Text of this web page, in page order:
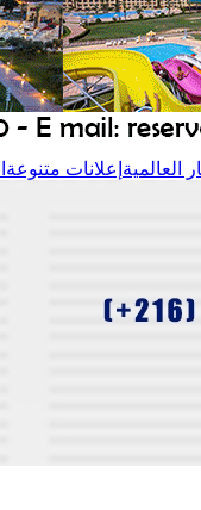
العالمية إعلانات متنوعة